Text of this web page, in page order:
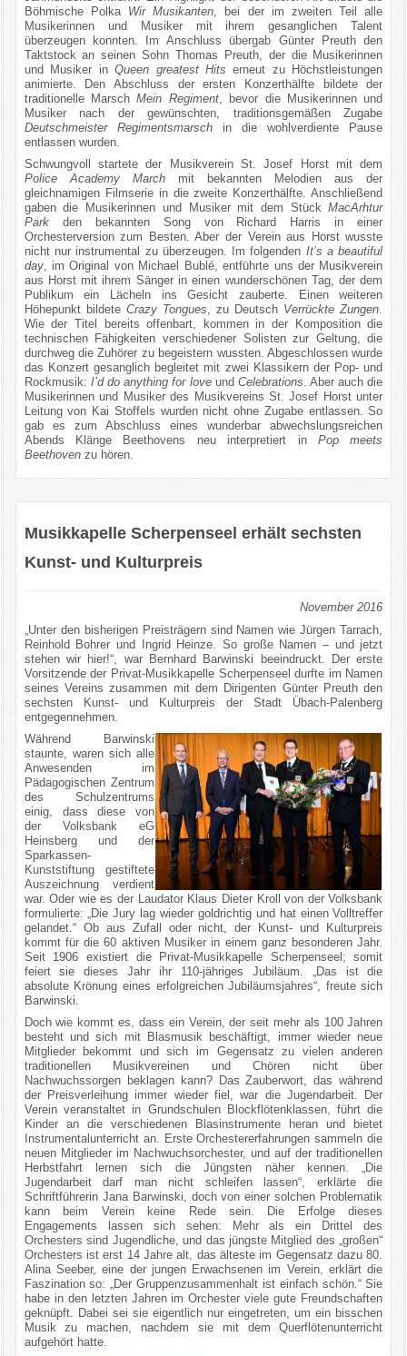
Böhmische Polka Wir Musikanten , bei der im zweiten Teil alle
Musikerinnen und Musiker mit ihrem gesanglichen Talent
überzeugen konnten. Im Anschluss übergab Günter Preuth den
Taktstock an seinen Sohn Thomas Preuth, der die Musikerinnen
und Musiker inQueen greatest Hits erneut zu Höchstleistungen
animierte. Den Abschluss der ersten Konzerthälfte bildete der
traditionelle MarschMein Regiment, bevor die Musikerinnen und
Musiker nach der gewünschten, traditionsgemäßen Zugabe
Deutschmeister Regimentsmarschin die wohlverdiente Pause
entlassen wurden.
Schwungvoll startete der Musikverein St. Josef Horst mit dem
Police Academy Marchmit bekannten Melodien aus der
gleichnamigen Filmserie in die zweite Konzerthälfte. Anschließend
gaben die Musikerinnen und Musiker mit dem StückMacArhtur
Parkden bekannten Song von Richard Harris in einer
Orchesterversion zum Besten. Aber der Verein aus Horst wusste
nicht nur instrumental zu überzeugen. Im folgenden It’s a beautiful
day, im Original von Michael Bublé, entführte uns der Musikverein
aus Horst mit ihrem Sänger in einen wunderschönen Tag, der dem
Publikum ein Lächeln ins Gesicht zauberte. Einen weiteren
Höhepunkt bildete Crazy Tongues, zu Deutsch Verrückte Zungen.
Wie der Titel bereits offenbart, kommen in der Komposition die
technischen Fähigkeiten verschiedener Solisten zur Geltung, die
durchweg die Zuhörer zu begeistern wussten. Abgeschlossen wurde
das Konzert gesanglich begleitet mit zwei Klassikern der Pop- und
Rockmusik: I’d do anything for loveund Celebrations. Aber auch die
Musikerinnen und Musiker des Musikvereins St. Josef Horst unter
Leitung von Kai Stoffels wurden nicht ohne Zugabe entlassen. So
gab es zum Abschluss eines wunderbar abwechslungsreichen
Abends Klänge Beethovens neu interpretiert in Pop meets
Beethovenzu hören.
Musikkapelle Scherpenseel erhält sechsten
Kunst- und Kulturpreis
November 2016
„Unter den bisherigen Preisträgern sind Namen wie Jürgen Tarrach,
Reinhold Bohrer und Ingrid Heinze. So große Namen – und jetzt
stehen wir hier!“, war Bernhard Barwinski beeindruckt. Der erste
Vorsitzende der Privat-Musikkapelle Scherpenseel durfte im Namen
seines Vereins zusammen mit dem Dirigenten Günter Preuth den
sechsten Kunst- und Kulturpreis der Stadt Übach-Palenberg
entgegennehmen.
Während Barwinski
staunte, waren sich alle
Anwesenden im
Pädagogischen Zentrum
des Schulzentrums
einig, dass diese von
der Volksbank eG
Heinsberg und der
Sparkassen-
Kunststiftung gestiftete
Auszeichnung verdient
war. Oder wie es der Laudator Klaus Dieter Kroll von der Volksbank
formulierte: „Die Jury lag wieder goldrichtig und hat einen Volltreffer
gelandet.“ Ob aus Zufall oder nicht, der Kunst- und Kulturpreis
kommt für die 60 aktiven Musiker in einem ganz besonderen Jahr.
Seit 1906 existiert die Privat-Musikkapelle Scherpenseel; somit
feiert sie dieses Jahr ihr 110-jähriges Jubiläum. „Das ist die
absolute Krönung eines erfolgreichen Jubiläumsjahres“, freute sich
Barwinski.
Doch wie kommt es, dass ein Verein, der seit mehr als 100 Jahren
besteht und sich mit Blasmusik beschäftigt, immer wieder neue
Mitglieder bekommt und sich im Gegensatz zu vielen anderen
traditionellen Musikvereinen und Chören nicht über
Nachwuchssorgen beklagen kann? Das Zauberwort, das während
der Preisverleihung immer wieder fiel, war die Jugendarbeit. Der
Verein veranstaltet in Grundschulen Blockflötenklassen, führt die
Kinder an die verschiedenen Blasinstrumente heran und bietet
Instrumentalunterricht an. Erste Orchestererfahrungen sammeln die
neuen Mitglieder im Nachwuchsorchester, und auf der traditionellen
Herbstfahrt lernen sich die Jüngsten näher kennen. „Die
Jugendarbeit darf man nicht schleifen lassen“, erklärte die
Schriftführerin Jana Barwinski, doch von einer solchen Problematik
kann beim Verein keine Rede sein. Die Erfolge dieses
Engagements lassen sich sehen: Mehr als ein Drittel des
Orchesters sind Jugendliche, und das jüngste Mitglied des „großen“
Orchesters ist erst 14 Jahre alt, das älteste im Gegensatz dazu 80.
Alina Seeber, eine der jungen Erwachsenen im Verein, erklärt die
Faszination so: „Der Gruppenzusammenhalt ist einfach schön.“ Sie
habe in den letzten Jahren im Orchester viele gute Freundschaften
geknüpft. Dabei sei sie eigentlich nur eingetreten, um ein bisschen
Musik zu machen, nachdem sie mit dem Querflötenunterricht
aufgehört hatte.